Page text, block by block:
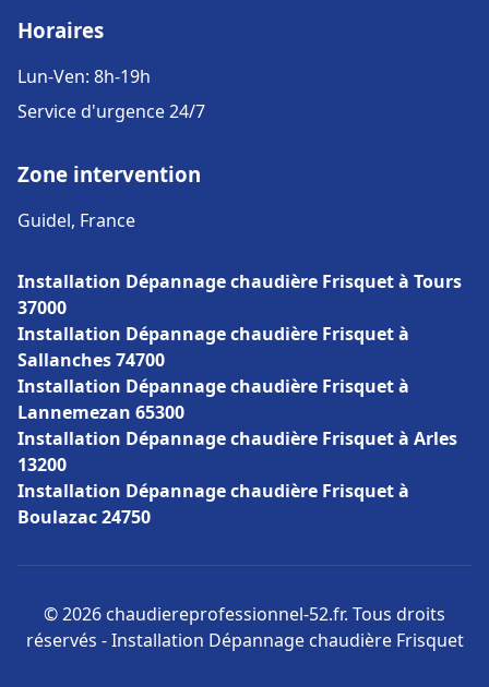
Horaires
Lun-Ven: 8h-19h
Service d'urgence 24/7
Zone intervention
Guidel, France
Installation Dépannage chaudière Frisquet à Tours
37000
Installation Dépannage chaudière Frisquet à
Sallanches 74700
Installation Dépannage chaudière Frisquet à
Lannemezan 65300
Installation Dépannage chaudière Frisquet à Arles
13200
Installation Dépannage chaudière Frisquet à
Boulazac 24750
© 2026 chaudiereprofessionnel-52.fr. Tous droits
réservés - Installation Dépannage chaudière Frisquet